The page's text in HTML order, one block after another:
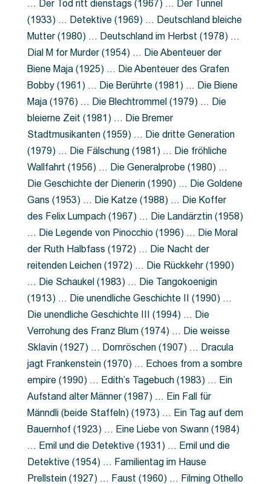
… Der Tod ritt dienstags (1967) … Der Tunnel
(1933) … Detektive (1969) … Deutschland bleiche
Mutter (1980) … Deutschland im Herbst (1978) …
Dial M for Murder (1954) … Die Abenteuer der
Biene Maja (1925) … Die Abenteuer des Grafen
Bobby (1961) … Die Berührte (1981) … Die Biene
Maja (1976) … Die Blechtrommel (1979) … Die
bleierne Zeit (1981) … Die Bremer
Stadtmusikanten (1959) … Die dritte Generation
(1979) … Die Fälschung (1981) … Die fröhliche
Wallfahrt (1956) … Die Generalprobe (1980) …
Die Geschichte der Dienerin (1990) … Die Goldene
Gans (1953) … Die Katze (1988) … Die Koffer
des Felix Lumpach (1967) … Die Landärztin (1958)
… Die Legende von Pinocchio (1996) … Die Moral
der Ruth Halbfass (1972) … Die Nacht der
reitenden Leichen (1972) … Die Rückkehr (1990)
… Die Schaukel (1983) … Die Tangokoenigin
(1913) … Die unendliche Geschichte II (1990) …
Die unendliche Geschichte III (1994) … Die
Verrohung des Franz Blum (1974) … Die weisse
Sklavin (1927) … Dornröschen (1907) … Dracula
jagt Frankenstein (1970) … Echoes from a sombre
empire (1990) … Edith’s Tagebuch (1983) … Ein
Aufstand alter Männer (1987) … Ein Fall für
Männdli (beide Staffeln) (1973) … Ein Tag auf dem
Bauernhof (1923) … Eine Liebe von Swann (1984)
… Emil und die Detektive (1931) … Emil und die
Detektive (1954) … Familientag im Hause
Prellstein (1927) … Faust (1960) … Filming Othello